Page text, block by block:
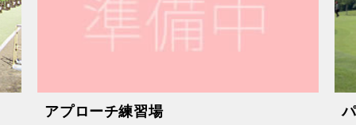
アプローチ練習場